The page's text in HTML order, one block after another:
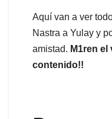
Aquí van a ver
Nastra a Yulay y
amistad. M1ren el
contenido!!